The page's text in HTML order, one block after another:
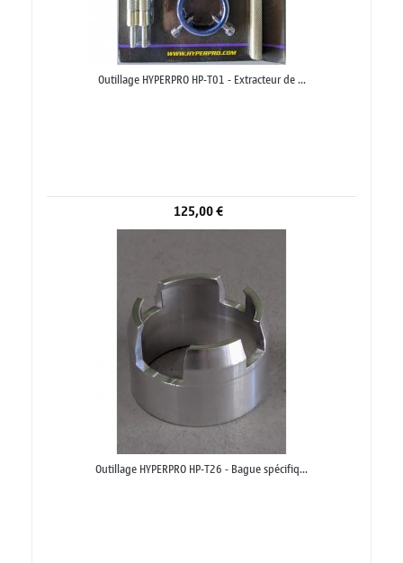
Outillage HYPERPRO HP-T01 - Extracteur de ...
125,00 €
Outillage HYPERPRO HP-T26 - Bague spécifiq...